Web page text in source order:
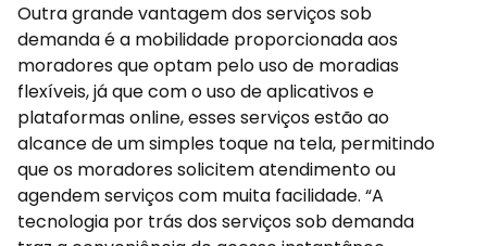
Outra grande vantagem dos serviços sob
demanda é a mobilidade proporcionada aos
moradores que optam pelo uso de moradias
flexíveis, já que com o uso de aplicativos e
plataformas online, esses serviços estão ao
alcance de um simples toque na tela, permitindo
que os moradores solicitem atendimento ou
agendem serviços com muita facilidade. “A
tecnologia por trás dos serviços sob demanda